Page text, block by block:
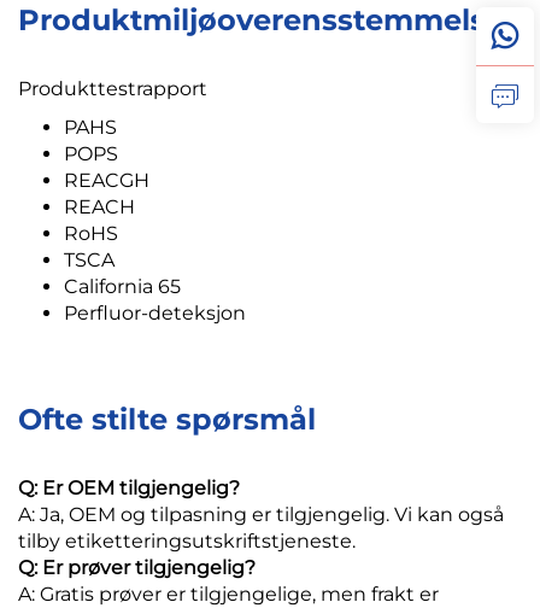
Produktmiljøoverensstemmelse
Produkttestrapport
PAHS
POPS
REACGH
REACH
RoHS
TSCA
California 65
Perfluor-deteksjon
Ofte stilte spørsmål
Q: Er OEM tilgjengelig?
A: Ja, OEM og tilpasning er tilgjengelig. Vi kan også
tilby etiketteringsutskriftstjeneste.
Q: Er prøver tilgjengelig?
A: Gratis prøver er tilgjengelige, men frakt er